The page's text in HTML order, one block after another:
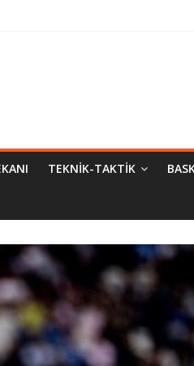
TEKNIK-TAKTIK